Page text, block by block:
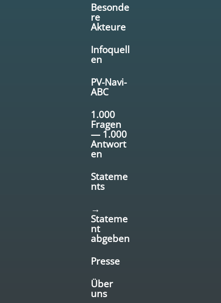
Besonde
re
Akteure
Infoquell
en
PV-Navi-
ABC
1.000
Fragen
— 1.000
Antwort
en
Stateme
nts
→
Stateme
nt
abgeben
Presse
Über
uns